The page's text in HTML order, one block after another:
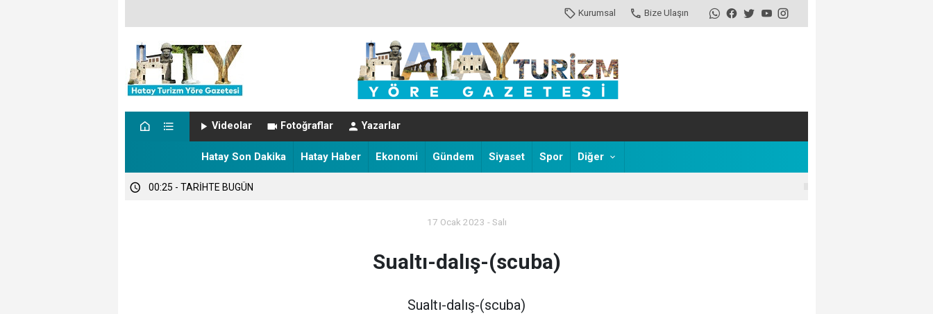
Kurumsal Bize Ulaşın
Videolar Fotoğraflar Yazarlar
Hatay Son Dakika Hatay Haber Ekonomi Gündem Siyaset Spor Diğer
00:25 - TARİHTE BUGÜN
17 Ocak 2023 - Salı
Sualtı-dalış-(scuba)
Sualtı-dalış-(scuba)